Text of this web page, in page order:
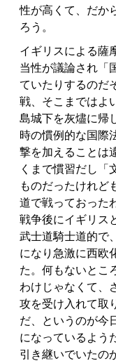
性が高くて、だか
ろう。
イギリスによる薩
当性が議論され「
ていたりするのだ
戦、そこまではよ
島城下を灰燼に帰
時の慣例的な国際
撃を加えることは
くまで慣習だし「
ものだったけれど
道で戦っておった
戦争後にイギリス
武士道騎士道的で
になり急激に西欧
た。何もないとこ
わけじゃなくて、
攻を受け入れて取
だ、というのが今
になっているよう
引き継いでいたの